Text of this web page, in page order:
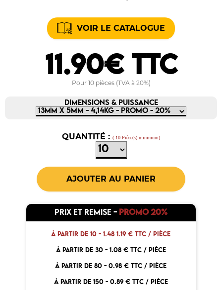
VOIR LE CATALOGUE
11.90€ TTC
Pour 10 pièces (TVA à 20%)
DIMENSIONS & PUISSANCE
QUANTITÉ : ( 10 Pièce(s) minimum)
PRIX ET REMISE - PROMO 20%
À PARTIR DE 10 -1.48 1.19 € TTC / PIÈCE
À PARTIR DE 30 - 1.08 € TTC / PIÈCE
À PARTIR DE 80 -0.98 € TTC / PIÈCE
À PARTIR DE 150 - 0.89 € TTC / PIÈCE